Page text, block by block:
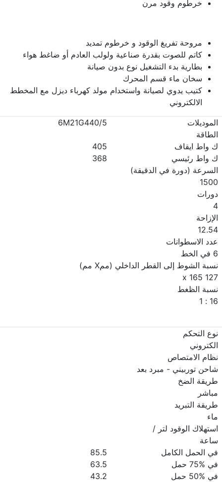
خرطوم وقود مرن
مروحة تفريغ الوقود و خرطوم تمديد
كاتم للصوت بقدرة صناعية ولولب العادم أو ضاغط هواء
بطارية بدء التشغيل نوع بدون صيانة
سخان ماء قسم المحرك
كتيب يدوي لصيانة واستخدام مولد كهرباء ديزل مع المخطط
الالكتروني
الموديلات
6M21G440/5
الطاقة
ك واط ايقاف
405
ك واط رئيسي
368
السرعة (دورة في الدقيقة)
1500
دورات
4
الإزاحة
12.54
عدد الاسطوانات
6 في الخط
نسبة الشوط إلى القطر الداخلي (ممX مم)
127 x 165
نسبة الظغط
16 : 1
نوع التحكم
الكتروني
نظام الامتصاص
شاحن توربيني - مبرد بعد
طريقة الضخ
مباشر
طريقة التبريد
ماء
استهلاك الوقود لتر /
ساعة
في الحمل الكامل
85.5
في %75 حمل
63.5
في %50 حمل
43.2